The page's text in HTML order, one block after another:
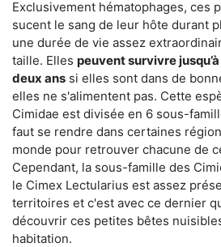
Exclusivement hématophages, ces
sucent le sang de leur hôte durant
une durée de vie assez
taille. Elles peuvent survivre
deux ans si elles sont dans de
elles ne s'alimentent pas. Cette
Cimidae est divisée en 6 sous-
faut se rendre dans certaines
monde pour retrouver chacune de
Cependant, la sous-famille des
le Cimex Lectularius est assez
territoires et c'est avec ce dernier
découvrir ces petites bêtes
habitation.